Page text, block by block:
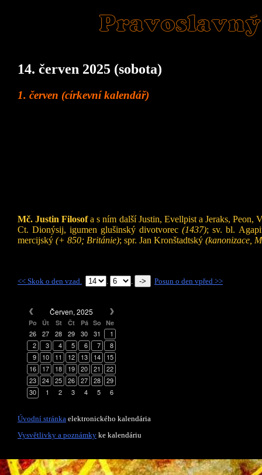
14. červen 2025 (sobota)
1. červen (církevní kalendář)
Mč. Justin Filosofa s ním další Justin, Evellpist a Jeraks, Peon,
Ct. Dionýsij, igumen glušinský divotvorec(1437); sv. bl.
mercijský (+ 850; Británie); spr. Jan Kronštadtský (kanonizace,
<< Skok o den vzad. . . Posun o den vpřed >>
Červen, 2025
Po Út St Čt Pá So Ne
26 27 28 29 30 31
1
2
3 4 5 6 7
8
9
10 11 12 13 14
15
16
17 18 19 20 21
22
23
24 25 26 27 28
29
30
1 2 3 4 5 6
Úvodní stránka elektronického kalendária
Vysvětlivky a poznámky ke kalendáriu